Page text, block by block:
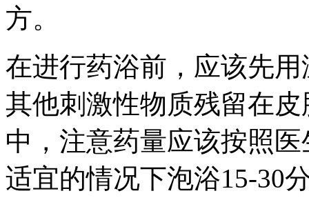
方。
在进行药浴前，应该先
其他刺激性物质残留在
中，注意药量应该按照
适宜的情况下泡浴15-30